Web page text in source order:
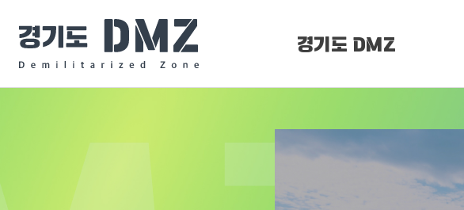
경기도 DMZ
DMZ OPEN 페스티벌